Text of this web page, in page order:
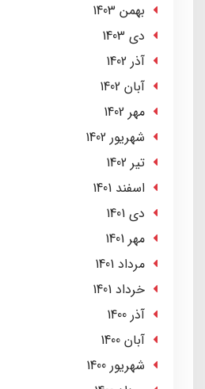
بهمن 1403
دی 1403
آذر 1402
آبان 1402
مهر 1402
شهریور 1402
تير 1402
اسفند 1401
دی 1401
مهر 1401
مرداد 1401
خرداد 1401
آذر 1400
آبان 1400
شهریور 1400